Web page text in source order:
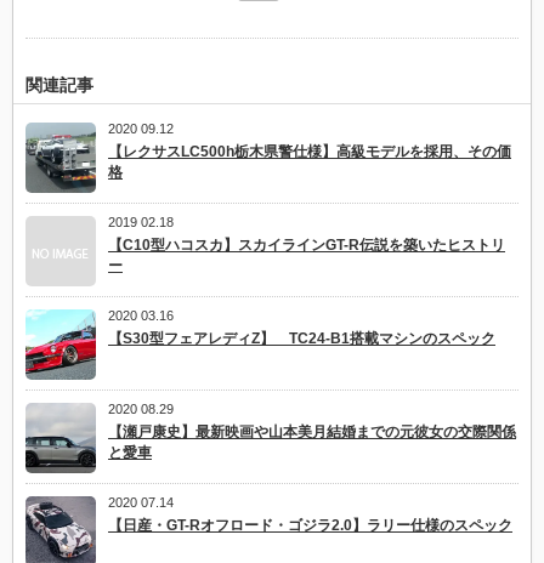
関連記事
2020 09.12
【レクサスLC500h栃木県警仕様】高級モデルを採用、その価
格
2019 02.18
【C10型ハコスカ】スカイラインGT-R伝説を築いたヒストリ
ー
2020 03.16
【S30型フェアレディZ】 TC24-B1搭載マシンのスペック
2020 08.29
【瀬戸康史】最新映画や山本美月結婚までの元彼女の交際関係
と愛車
2020 07.14
【日産・GT-Rオフロード・ゴジラ2.0】ラリー仕様のスペック